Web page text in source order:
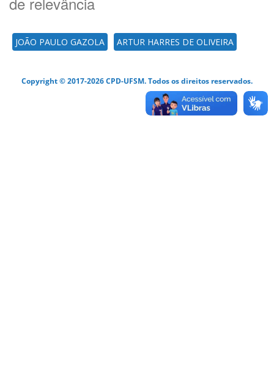
JOÃO PAULO GAZOLA ARTUR HARRES DE OLIVEIRA
Copyright © 2017-2026 CPD-UFSM. Todos os direitos reservados.